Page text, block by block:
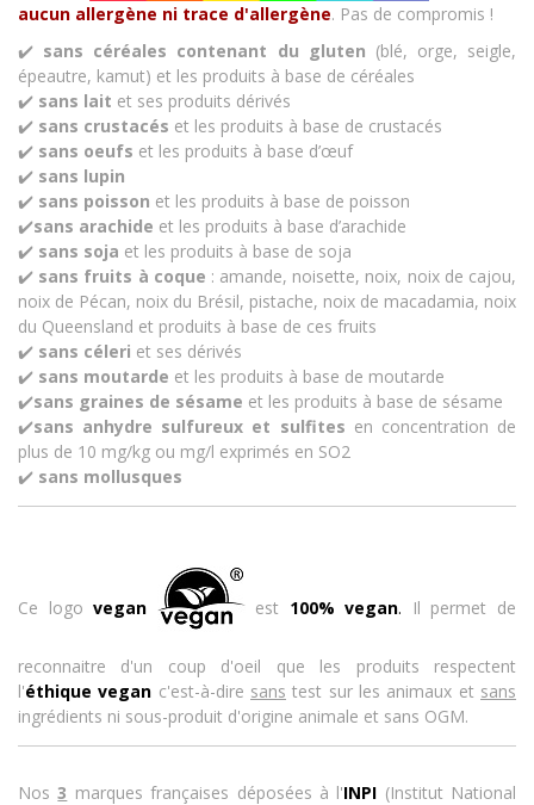
aucun allergène ni trace d'allergène. Pas de compromis !
✔️ sans céréales contenant du gluten (blé, orge, seigle,
épeautre, kamut) et les produits à base de céréales
✔️ sans lait et ses produits dérivés
✔️ sans crustacés et les produits à base de crustacés
✔️ sans oeufs et les produits à base d’œuf
✔️ sans lupin
✔️ sans poisson et les produits à base de poisson
✔️sans arachide et les produits à base d’arachide
✔️ sans soja et les produits à base de soja
✔️ sans fruits à coque : amande, noisette, noix, noix de cajou,
noix de Pécan, noix du Brésil, pistache, noix de macadamia, noix
du Queensland et produits à base de ces fruits
✔️ sans céleri et ses dérivés
✔️ sans moutarde et les produits à base de moutarde
✔️sans graines de sésame et les produits à base de sésame
✔️sans anhydre sulfureux et sulfites en concentration de
plus de 10 mg/kg ou mg/l exprimés en SO2
✔️ sans mollusques
Ce logo vegan est 100% vegan. Il permet de
reconnaitre d'un coup d'oeil que les produits respectent
l'éthique vegan c'est-à-dire sans test sur les animaux et sans
ingrédients ni sous-produit d'origine animale et sans OGM.
Nos3 marques françaises déposées à l'INPI (Institut National